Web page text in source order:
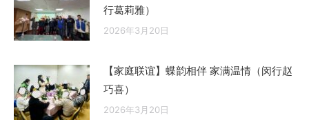
行葛莉雅）
2026年3月20日
【家庭联谊】蝶韵相伴 家满温情（闵行赵
巧喜）
2026年3月20日